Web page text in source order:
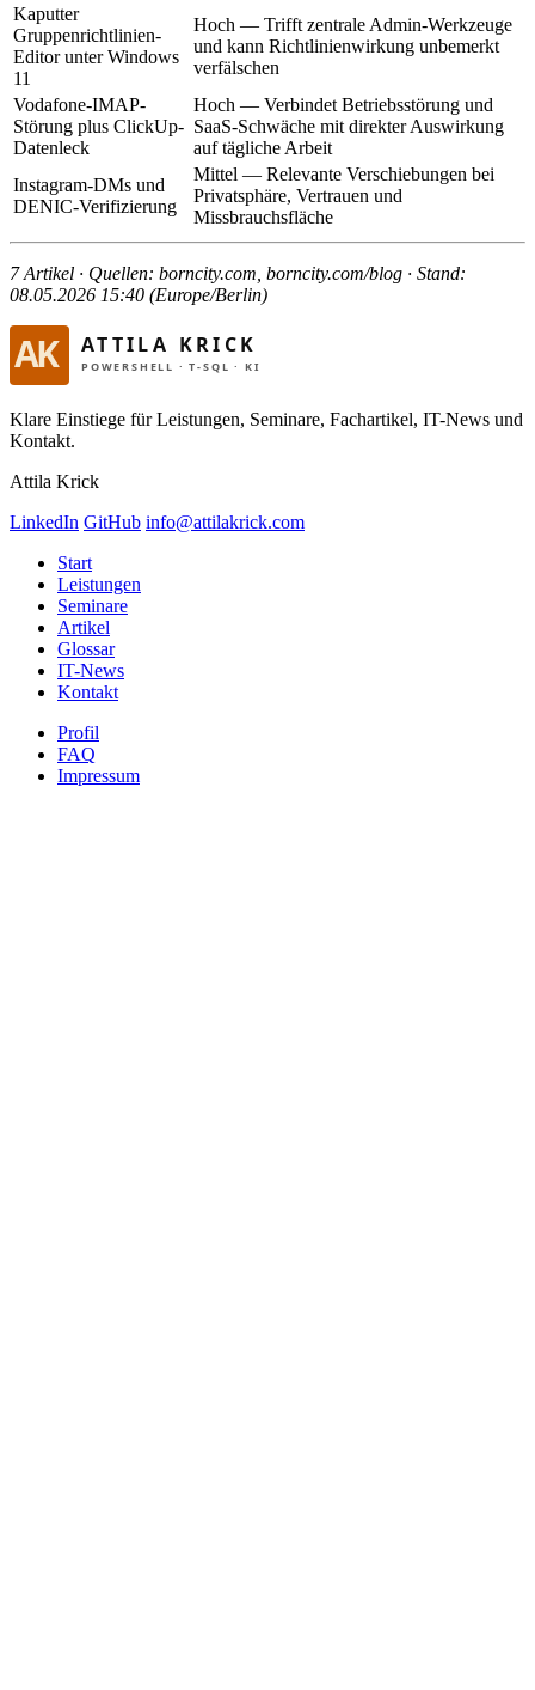
Kaputter
Gruppenrichtlinien-
Editor unter Windows
11
Hoch — Trifft zentrale Admin-Werkzeuge
und kann Richtlinienwirkung unbemerkt
verfälschen
Vodafone-IMAP-
Störung plus ClickUp-
Datenleck
Hoch — Verbindet Betriebsstörung und
SaaS-Schwäche mit direkter Auswirkung
auf tägliche Arbeit
Instagram-DMs und
DENIC-Verifizierung
Mittel — Relevante Verschiebungen bei
Privatsphäre, Vertrauen und
Missbrauchsfläche
7 Artikel · Quellen: borncity.com, borncity.com/blog · Stand:
08.05.2026 15:40 (Europe/Berlin)
Klare Einstiege für Leistungen, Seminare, Fachartikel, IT-News und
Kontakt.
Attila Krick
LinkedIn GitHub info@attilakrick.com
Start
Leistungen
Seminare
Artikel
Glossar
IT-News
Kontakt
Profil
FAQ
Impressum